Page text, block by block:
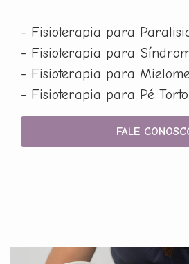
- Fisioterapia para
- Fisioterapia para
- Fisioterapia para
- Fisioterapia para Pé
FALE